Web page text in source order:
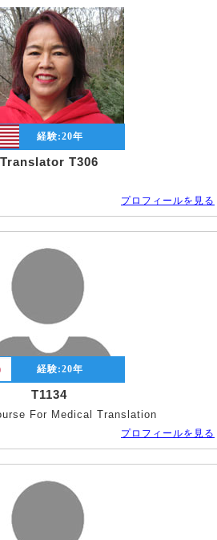
経験:20年
Translator T306
プロフィールを見る
経験:20年
T1134
For Medical Translation
プロフィールを見る